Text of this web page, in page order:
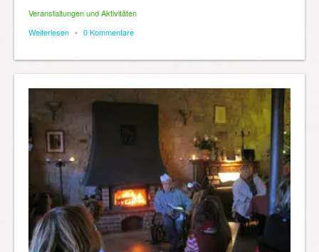
Veranstaltungen und Aktivitäten
Weiterlesen • 0 Kommentare